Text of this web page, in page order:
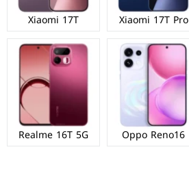
Xiaomi 17T Pro
Xiaomi 17T
Oppo Reno16
Realme 16T 5G